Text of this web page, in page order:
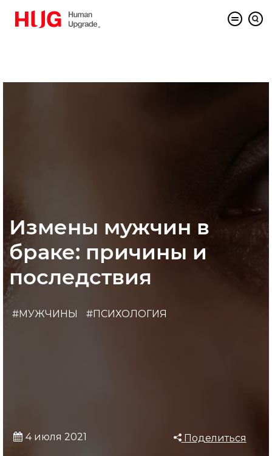
Измены мужчин в
браке: причины и
последствия
#МУЖЧИНЫ #ПСИХОЛОГИЯ
4 июля 2021 Поделиться